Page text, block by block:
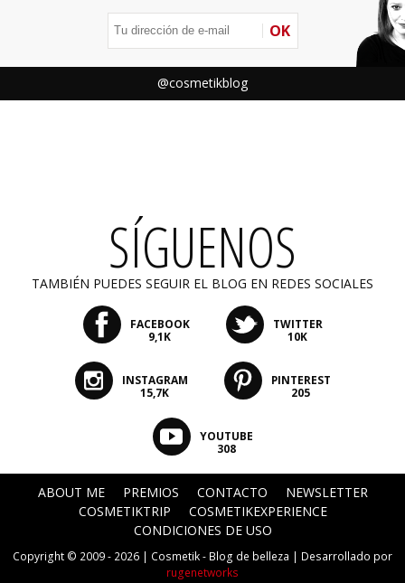
OK
@cosmetikblog
SÍGUENOS
TAMBIÉN PUEDES SEGUIR EL BLOG EN REDES SOCIALES
FACEBOOK
9,1K
TWITTER
10K
INSTAGRAM
15,7K
PINTEREST
205
YOUTUBE
308
ABOUT ME PREMIOS CONTACTO
NEWSLETTER
COSMETIKTRIP
COSMETIKEXPERIENCE
CONDICIONES DE USO
Copyright © 2009 - 2026 | Cosmetik - Blog de belleza | Desarrollado por
rugenetworks